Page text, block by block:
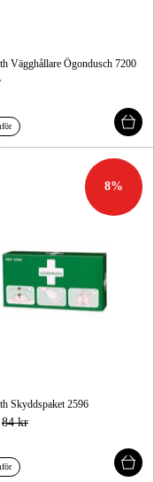
Vägghållare Ögondusch 7200
8%
Skyddspaket 2596
84 kr